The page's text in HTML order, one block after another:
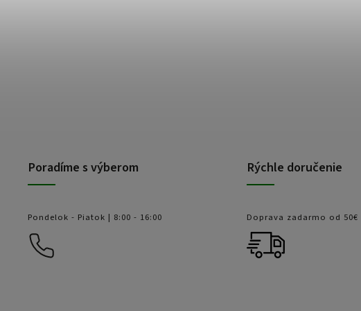
Poradíme s výberom
Pondelok - Piatok | 8:00 - 16:00
Rýchle doručenie
Doprava zadarmo od 50€